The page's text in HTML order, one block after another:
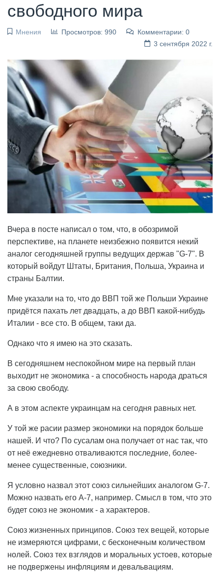
свободного мира
Мнения Просмотров: 990
Комментарии: 0
3 сентября 2022 г.
Вчера в посте написал о том, что, в обозримой
перспективе, на планете неизбежно появится некий
аналог сегодняшней группы ведущих держав "G-7". В
который войдут Штаты, Британия, Польша, Украина и
страны Балтии.
Мне указали на то, что до ВВП той же Польши Украине
придётся пахать лет двадцать, а до ВВП какой-нибудь
Италии - все сто. В общем, таки да.
Однако что я имею на это сказать.
В сегодняшнем неспокойном мире на первый план
выходит не экономика - а способность народа драться
за свою свободу.
А в этом аспекте украинцам на сегодня равных нет.
У той же расии размер экономики на порядок больше
нашей. И что? По сусалам она получает от нас так, что
от неё ежедневно отваливаются последние, более-
менее существенные, союзники.
Я условно назвал этот союз сильнейших аналогом G-7.
Можно назвать его А-7, например. Смысл в том, что это
будет союз не экономик - а характеров.
Союз жизненных принципов. Союз тех вещей, которые
не измеряются цифрами, с бесконечным количеством
нолей. Союз тех взглядов и моральных устоев, которые
не подвержены инфляциям и девальвациям.